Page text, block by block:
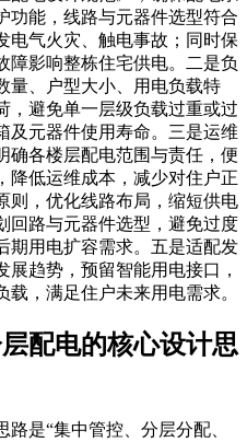
功能，线路与元器件选型符合
电气火灾、触电事故；同时保
障影响整栋住宅供电。二是负
量、户型大小、用电负载特
，避免单一层级负载过重或过
及元器件使用寿命。三是运维
确各楼层配电范围与责任，便
降低运维成本，减少对住户正
则，优化线路布局，缩短供电
回路与元器件选型，避免过度
期用电扩容需求。五是适配发
趋势，预留智能用电接口，
，满足住户未来用电需求。
配电的核心设计思
是“集中管控、分层分配、